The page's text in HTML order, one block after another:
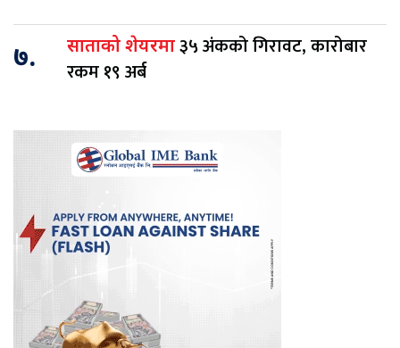
७. साताको शेयरमा३५ अंकको गिरावट, कारोबार
रकम १९ अर्ब